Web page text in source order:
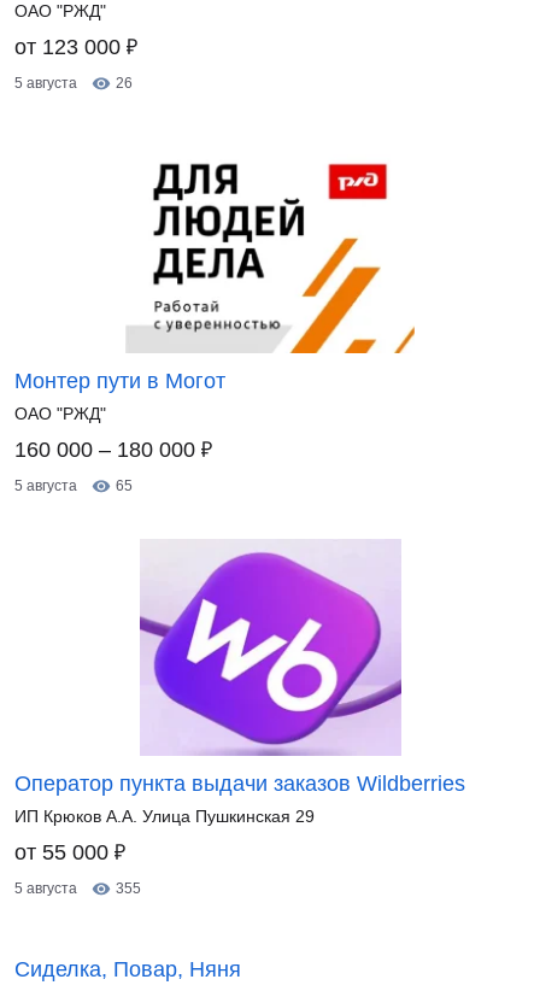
ОАО "РЖД"
от 123 000 ₽
5 августа 26
Монтер пути в Могот
ОАО "РЖД"
160 000 – 180 000 ₽
5 августа 65
Оператор пункта выдачи заказов Wildberries
ИП Крюков А.А. Улица Пушкинская 29
от 55 000 ₽
5 августа 355
Сиделка, Повар, Няня